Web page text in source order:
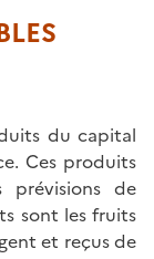
du capital
Ces produits
prévisions de
sont les fruits
et reçus de